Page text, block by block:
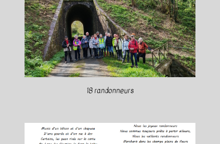
18 randonneurs